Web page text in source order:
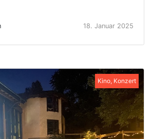
18. Januar 2025
Kino, Konzert